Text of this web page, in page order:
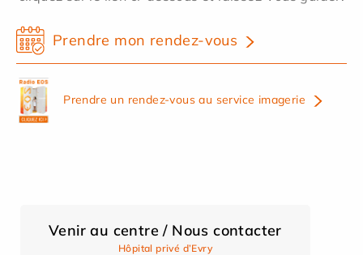
Prendre mon rendez-vous
Prendre un rendez-vous au service imagerie
Venir au centre / Nous contacter
Hôpital privé d’Evry